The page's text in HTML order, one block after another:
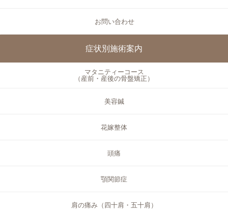
お問い合わせ
症状別施術案内
マタニティーコース
（産前・産後の骨盤矯正）
美容鍼
花嫁整体
頭痛
顎関節症
肩の痛み（四十肩・五十肩）